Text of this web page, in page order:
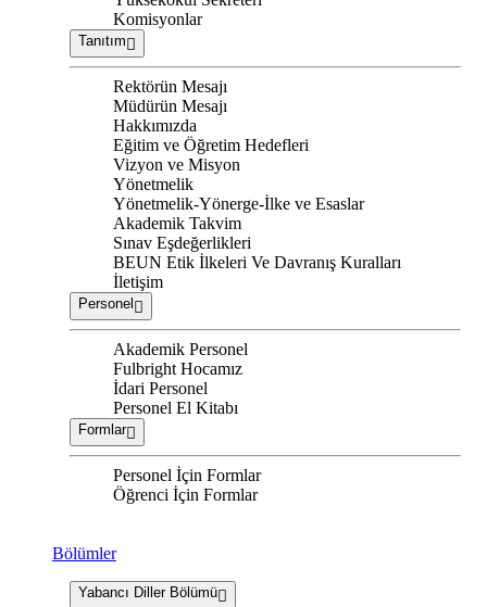
Komisyonlar
Tanıtım
Rektörün Mesajı
Müdürün Mesajı
Hakkımızda
Eğitim ve Öğretim Hedefleri
Vizyon ve Misyon
Yönetmelik
Yönetmelik-Yönerge-İlke ve Esaslar
Akademik Takvim
Sınav Eşdeğerlikleri
BEUN Etik İlkeleri Ve Davranış Kuralları
İletişim
Personel
Akademik Personel
Fulbright Hocamız
İdari Personel
Personel El Kitabı
Formlar
Personel İçin Formlar
Öğrenci İçin Formlar
Bölümler
Yabancı Diller Bölümü